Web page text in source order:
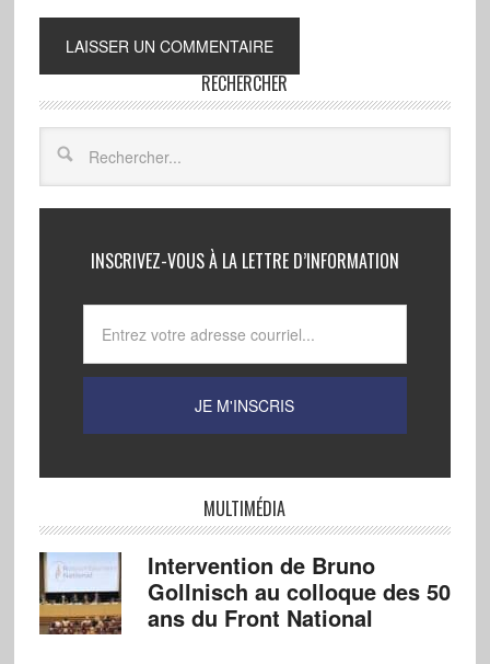
RECHERCHER
INSCRIVEZ-VOUS À LA LETTRE D’INFORMATION
MULTIMÉDIA
Intervention de Bruno
Gollnisch au colloque des 50
ans du Front National